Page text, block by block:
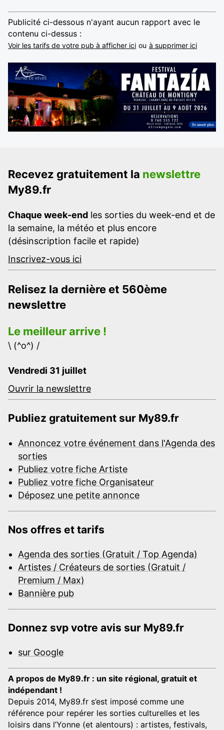
Publicité ci-dessous n'ayant aucun rapport avec le
contenu ci-dessus :
Voir les tarifs de votre pub à afficher ici ou à supprimer ici
Recevez gratuitement la newslettre
My89.fr
Chaque week-end les sorties du week-end et de
la semaine, la météo et plus encore
(désinscription facile et rapide)
Inscrivez-vous ici
Relisez la dernière et 560ème
newslettre
Le meilleur arrive !
\ (^o^) /
Vendredi 31 juillet
Ouvrir la newslettre
Publiez gratuitement sur My89.fr
Annoncez votre événement dans l'Agenda des
sorties
Publiez votre fiche Artiste
Publiez votre fiche Organisateur
Déposez une petite annonce
Nos offres et tarifs
Agenda des sorties (Gratuit / Top Agenda)
Artistes / Créateurs de sorties (Gratuit /
Premium / Max)
Bannière pub
Donnez svp votre avis sur My89.fr
sur Google
A propos de My89.fr : un site régional, gratuit et
indépendant !
Depuis 2014, My89.fr s’est imposé comme une
référence pour repérer les sorties culturelles et les
loisirs dans l’Yonne (et alentours) : artistes, festivals,